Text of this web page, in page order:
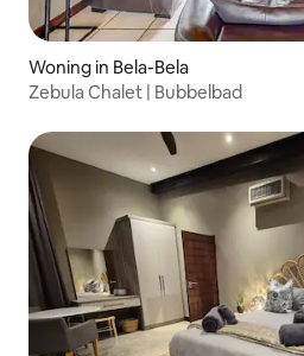
Woning in Bela-Bela
Zebula Chalet | Bubbelbad